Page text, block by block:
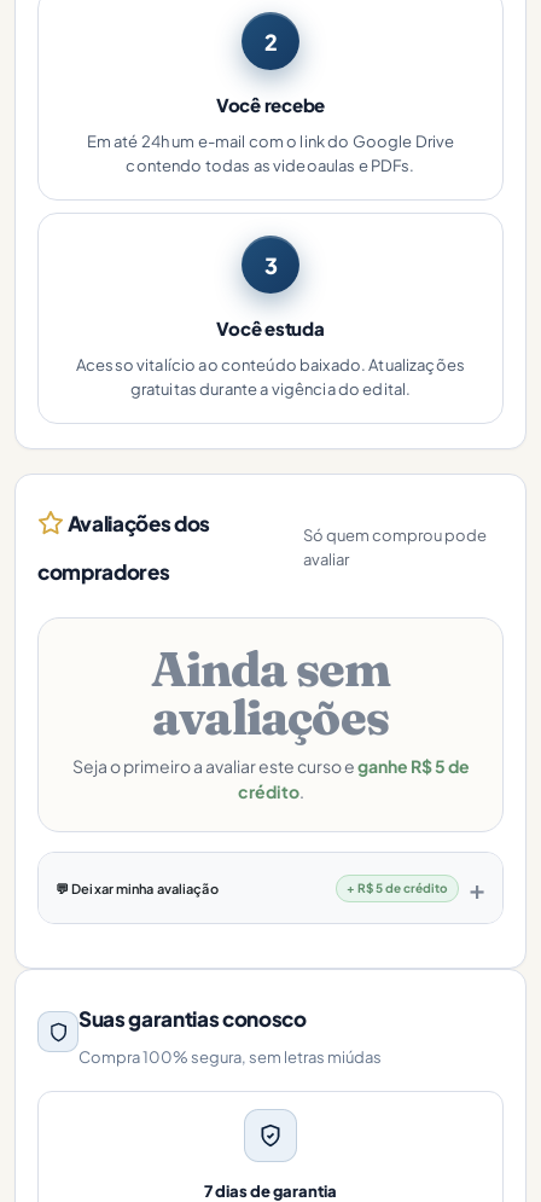
2
Você recebe
Em até 24h um e-mail com o link do Google Drive
contendo todas as videoaulas e PDFs.
3
Você estuda
Acesso vitalício ao conteúdo baixado. Atualizações
gratuitas durante a vigência do edital.
Avaliações dos
compradores
Só quem comprou pode
avaliar
Ainda sem
avaliações
Seja o primeiro a avaliar este curso eganhe R$ 5 de
crédito.
💬 Deixar minha avaliação + R$ 5 de crédito
Suas garantias conosco
Compra 100% segura, sem letras miúdas
7 dias de garantia